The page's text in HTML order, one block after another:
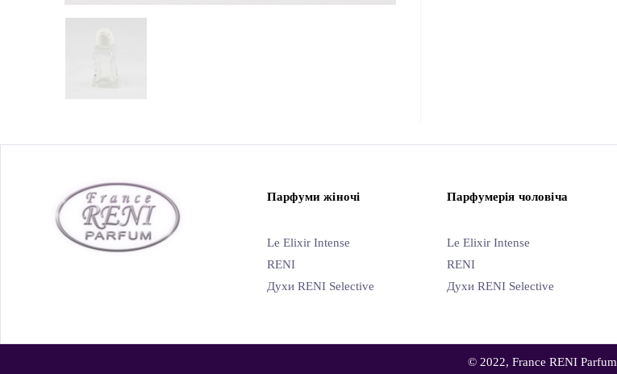
Парфуми жіночі
Le Elixir Intense
RENI
Духи RENI Selective
Парфумерія чоловіча
Le Elixir Intense
RENI
Духи RENI Selective
© 2022, France RENI Parfum